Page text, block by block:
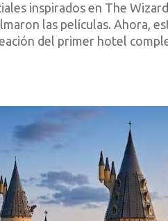
inspirados en The
las películas. Ahora,
del primer hotel